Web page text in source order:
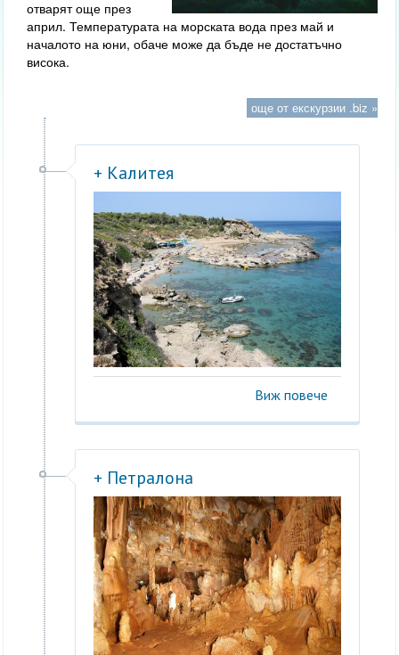
отварят още през
април. Температурата на морската вода през май и
началото на юни, обаче може да бъде не достатъчно
висока.
още от екскурзии .biz »
+ Калитея
Виж повече
+ Петралона